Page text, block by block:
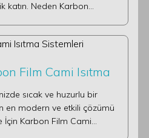
katın. Neden Karbon…
Film Cami Isıtma
sıcak ve huzurlu bir
en modern ve etkili çözümü
İçin Karbon Film Cami…